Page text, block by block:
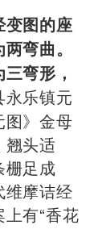
变图的座
弯曲。
弯形，
乐镇元
》金母
头适
足成
摩诘经
有“香花